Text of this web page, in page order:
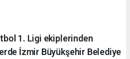
1. Ligi ekiplerinden
İzmir Büyükşehir Belediye